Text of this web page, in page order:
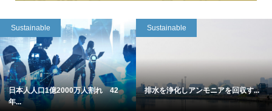
Sustainable
日本人人口1億2000万人割れ 42
年...
Sustainable
排水を浄化しアンモニアを回収す...